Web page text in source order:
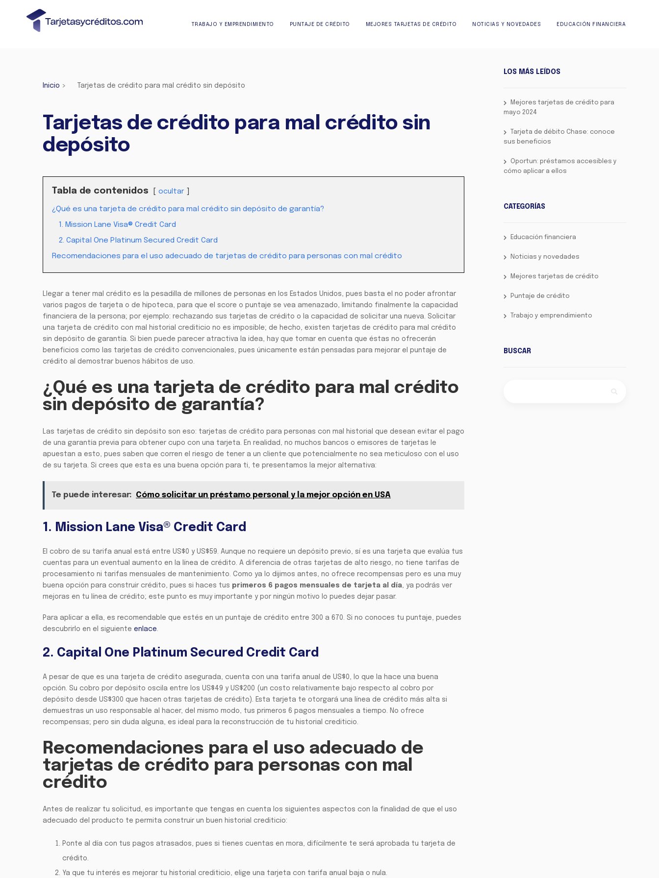
TRABAJO Y EMPRENDIMIENTO PUNTAJE DE CRÉDITO MEJORES TARJETAS DE CRÉDITO NOTICIAS Y NOVEDADES EDUCACIÓN FINANCIERA
Inicio > Tarjetas de crédito para mal crédito sin depósito
Tarjetas de crédito para mal crédito sin
depósito
Tabla de contenidos ocultar
¿Qué es una tarjeta de crédito para mal crédito sin depósito de garantía?
1. Mission Lane Visa® Credit Card
2. Capital One Platinum Secured Credit Card
Recomendaciones para el uso adecuado de tarjetas de crédito para personas con mal crédito
Llegar a tener mal crédito es la pesadilla de millones de personas en los Estados Unidos, pues basta el no poder afrontar
varios pagos de tarjeta o de hipoteca, para que el score o puntaje se vea amenazado, limitando finalmente la capacidad
financiera de la persona; por ejemplo: rechazando sus tarjetas de crédito o la capacidad de solicitar una nueva. Solicitar
una tarjeta de crédito con mal historial crediticio no es imposible; de hecho, existen tarjetas de crédito para mal crédito
sin depósito de garantía. Si bien puede parecer atractiva la idea, hay que tomar en cuenta que éstas no ofrecerán
beneficios como las tarjetas de crédito convencionales, pues únicamente están pensadas para mejorar el puntaje de
crédito al demostrar buenos hábitos de uso.
¿Qué es una tarjeta de crédito para mal crédito
sin depósito de garantía?
Las tarjetas de crédito sin depósito son eso: tarjetas de crédito para personas con mal historial que desean evitar el pago
de una garantía previa para obtener cupo con una tarjeta. En realidad, no muchos bancos o emisores de tarjetas le
apuestan a esto, pues saben que corren el riesgo de tener a un cliente que potencialmente no sea meticuloso con el uso
de su tarjeta. Si crees que esta es una buena opción para ti, te presentamos la mejor alternativa:
Te puede interesar: Cómo solicitar un préstamo personal y la mejor opción en USA
1. Mission Lane Visa® Credit Card
El cobro de su tarifa anual está entre US$0 y US$59. Aunque no requiere un depósito previo, sí es una tarjeta que evalúa tus
cuentas para un eventual aumento en la línea de crédito. A diferencia de otras tarjetas de alto riesgo, no tiene tarifas de
procesamiento ni tarifas mensuales de mantenimiento. Como ya lo dijimos antes, no ofrece recompensas pero es una muy
buena opción para construir crédito, pues si haces tus primeros 6 pagos mensuales de tarjeta al día, ya podrás ver
mejoras en tu línea de crédito; este punto es muy importante y por ningún motivo lo puedes dejar pasar.
Para aplicar a ella, es recomendable que estés en un puntaje de crédito entre 300 a 670. Si no conoces tu puntaje, puedes
descubrirlo en el siguiente enlace.
2. Capital One Platinum Secured Credit Card
A pesar de que es una tarjeta de crédito asegurada, cuenta con una tarifa anual de US$0, lo que la hace una buena
opción. Su cobro por depósito oscila entre los US$49 y US$200 (un costo relativamente bajo respecto al cobro por
depósito desde US$300 que hacen otras tarjetas de crédito). Esta tarjeta te otorgará una línea de crédito más alta si
demuestras un uso responsable al hacer, del mismo modo, tus primeros 6 pagos mensuales a tiempo. No ofrece
recompensas; pero sin duda alguna, es ideal para la reconstrucción de tu historial crediticio.
Recomendaciones para el uso adecuado de
tarjetas de crédito para personas con mal
crédito
Antes de realizar tu solicitud, es importante que tengas en cuenta los siguientes aspectos con la finalidad de que el uso
adecuado del producto te permita construir un buen historial crediticio:
Ponte al día con tus pagos atrasados, pues si tienes cuentas en mora, difícilmente te será aprobada tu tarjeta de
crédito.
Ya que tu interés es mejorar tu historial crediticio, elige una tarjeta con tarifa anual baja o nula.
LOS MÁS LEÍDOS
Mejores tarjetas de crédito para
mayo 2024
Tarjeta de débito Chase: conoce
sus beneficios
Oportun: préstamos accesibles y
cómo aplicar a ellos
CATEGORÍAS
Educación financiera
Noticias y novedades
Mejores tarjetas de crédito
Puntaje de crédito
Trabajo y emprendimiento
BUSCAR